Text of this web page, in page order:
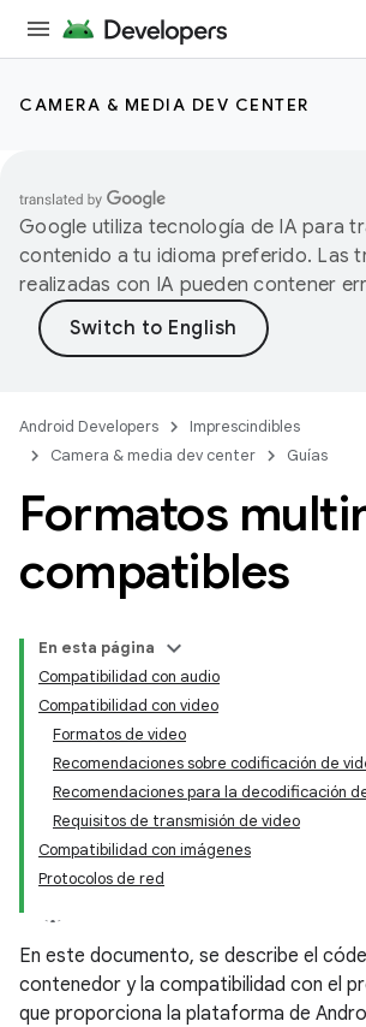
CAMERA & MEDIA DEV CENTER
Google utiliza tecnología de IA para
contenido a tu idioma preferido. Las
realizadas con IA pueden contener
Android Developers
Imprescindibles
Camera & media dev center
Guías
Formatos
compatibles
En esta página
Compatibilidad con audio
Compatibilidad con video
Formatos de video
Recomendaciones sobre codificación de
Recomendaciones para la decodificación
Requisitos de transmisión de video
Compatibilidad con imágenes
Protocolos de red
En este documento, se describe el
contenedor y la compatibilidad con el
que proporciona la plataforma de